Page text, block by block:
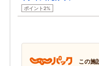
ポイント2%
この施